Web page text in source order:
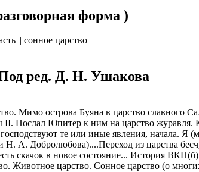
форма )
|| сонное царство
ред. Д. Н. Ушакова
Мимо острова Буяна в царство славного
II. Послал Юпитер к ним на царство журавля.
те или иные явления, начала. Я
Н. А. Добролюбова)....Переход из царства
скачок в новое состояние... История
Животное царство. Сонное царство (о